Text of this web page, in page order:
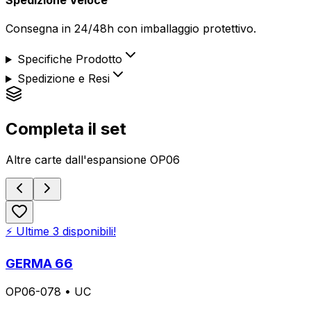
Consegna in 24/48h con imballaggio protettivo.
Specifiche Prodotto
Spedizione e Resi
Completa il set
Altre carte dall'espansione OP06
⚡ Ultime 3 disponibili!
GERMA 66
OP06-078 • UC